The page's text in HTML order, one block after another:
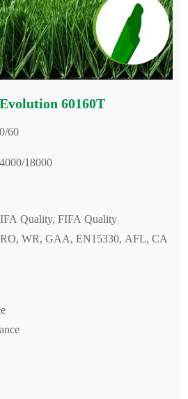
Bellin-Evolution 60160T
60
18000
Quality, FIFA Quality
WR, GAA, EN15330, AFL, CA